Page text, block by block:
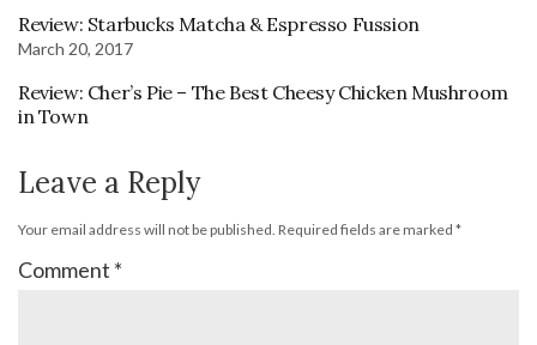
Review: Starbucks Matcha & Espresso Fussion
March 20, 2017
Review: Cher’s Pie – The Best Cheesy Chicken Mushroom
in Town
Leave a Reply
Your email address will not be published. Required fields are marked *
Comment *